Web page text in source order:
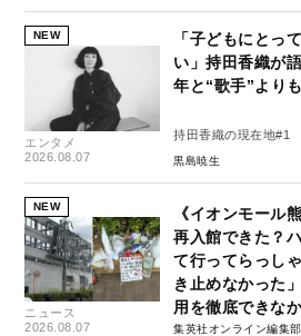
NEW
エンタメ
2026.08.07
「子どもにとっ
い」持田香織が
年と“歌手”より
持田香織の現在地#1
黒島暁生
NEW
ニュース
2026.08.07
《イオンモール
再入館できた？
て行ってらっし
き止めなかった
用を徹底できな
集英社オンライン編集